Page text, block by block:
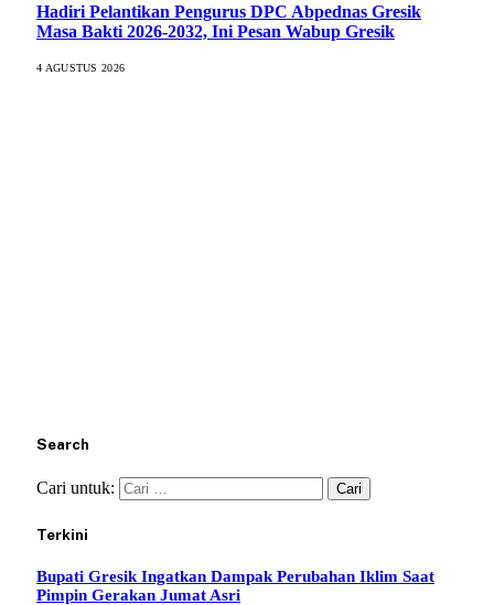
Hadiri Pelantikan Pengurus DPC Abpednas Gresik
Masa Bakti 2026-2032, Ini Pesan Wabup Gresik
4 AGUSTUS 2026
Search
Cari untuk:
Terkini
Bupati Gresik Ingatkan Dampak Perubahan Iklim Saat
Pimpin Gerakan Jumat Asri